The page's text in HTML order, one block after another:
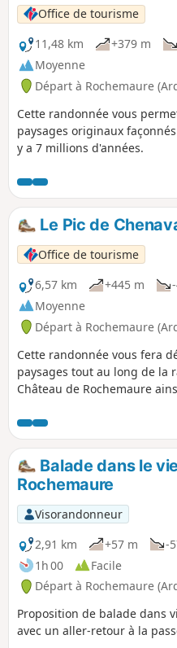
Office de tourisme
11,48 km
+379 m
Moyenne
Départ à Rochemaure
Cette randonnée vous
paysages originaux
y a 7 millions d'années.
Le Pic de
Office de tourisme
6,57 km
+445 m
Moyenne
Départ à Rochemaure
Cette randonnée vous fera
paysages tout au long de la
Château de Rochemaure
Balade dans le
Rochemaure
Visorandonneur
2,91 km
+57 m
-
1h 00
Facile
Départ à Rochemaure
Proposition de balade dans
avec un aller-retour à la